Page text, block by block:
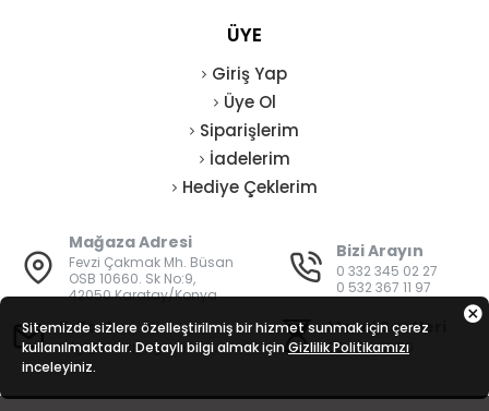
ÜYE
Giriş Yap
Üye Ol
Siparişlerim
İadelerim
Hediye Çeklerim
Mağaza Adresi
Fevzi Çakmak Mh. Büsan
OSB 10660. Sk No:9,
42050 Karatay/Konya
Bizi Arayın
0 332 345 02 27
0 532 367 11 97
E-Posta
bilgi@vatanisguvenligi.com
Mesai Saatleri
08:00 - 19:00
Sitemizde sizlere özelleştirilmiş bir hizmet sunmak için çerez
kullanılmaktadır. Detaylı bilgi almak için Gizlilik Politikamızı
inceleyiniz.